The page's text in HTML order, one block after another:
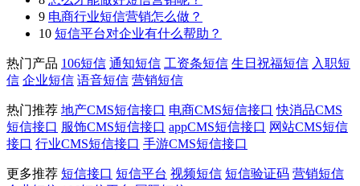
9 电商行业短信营销怎么做？
10 短信平台对企业有什么帮助？
热门产品 106短信 通知短信 工资条短信 生日祝福短信 入职短
信 企业短信 语音短信 营销短信
热门推荐 地产CMS短信接口 电商CMS短信接口 快消品CMS
短信接口 服饰CMS短信接口 appCMS短信接口 网站CMS短信
接口 行业CMS短信接口 手游CMS短信接口
更多推荐 短信接口 短信平台 视频短信 短信验证码 营销短信